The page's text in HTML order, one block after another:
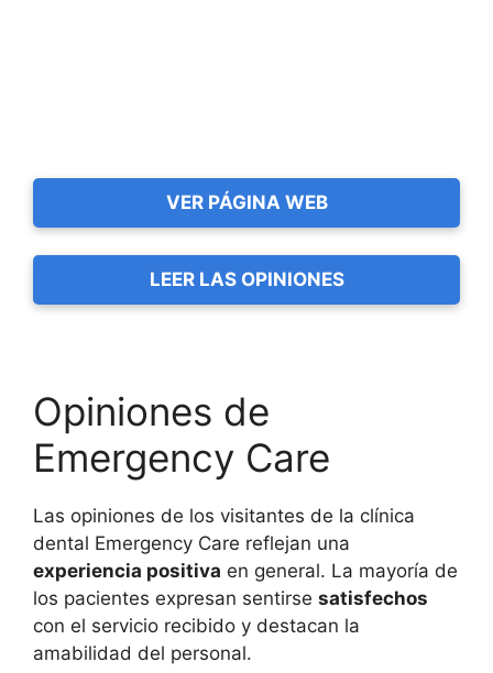
VER PÁGINA WEB
LEER LAS OPINIONES
Opiniones de
Emergency Care
Las opiniones de los visitantes de la clínica
dental Emergency Care reflejan una
experiencia positiva en general. La mayoría de
los pacientes expresan sentirse satisfechos
con el servicio recibido y destacan la
amabilidad del personal.